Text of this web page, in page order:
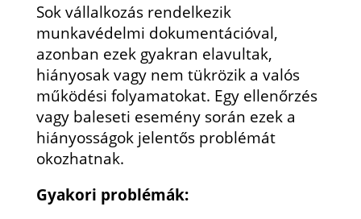
Sok vállalkozás rendelkezik
munkavédelmi dokumentációval,
azonban ezek gyakran elavultak,
hiányosak vagy nem tükrözik a valós
működési folyamatokat. Egy ellenőrzés
vagy baleseti esemény során ezek a
hiányosságok jelentős problémát
okozhatnak.
Gyakori problémák: